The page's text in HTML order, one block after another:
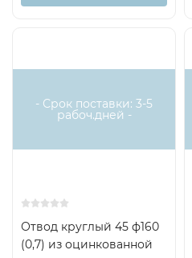
- Срок поставки: 3-5
рабоч.дней -
Отвод круглый 45 ф160
(0,7) из оцинкованной